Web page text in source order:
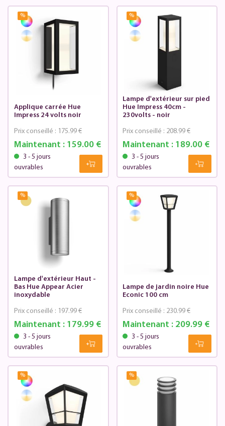
%
Applique carrée Hue
Impress 24 volts noir
Maintenant :159.00 €
Prix conseillé : 175.99 €
3 - 5 jours
ouvrables
%
Lampe d'extérieur sur pied
Hue Impress 40cm -
230volts - noir
Maintenant : 189.00 €
Prix conseillé : 208.99 €
3 - 5 jours
ouvrables
%
Lampe d'extérieur Haut -
Bas Hue Appear Acier
inoxydable
Maintenant :179.99 €
Prix conseillé : 197.99 €
3 - 5 jours
ouvrables
%
Lampe de jardin noire Hue
Econic 100 cm
Maintenant : 209.99 €
Prix conseillé : 230.99 €
3 - 5 jours
ouvrables
% %